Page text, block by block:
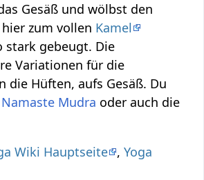
Gesäß und wölbst den
zum vollen Kamel
stark gebeugt. Die
Variationen für die
die Hüften, aufs Gesäß. Du
Namaste Mudra oder auch die
Wiki Hauptseite ,Yoga